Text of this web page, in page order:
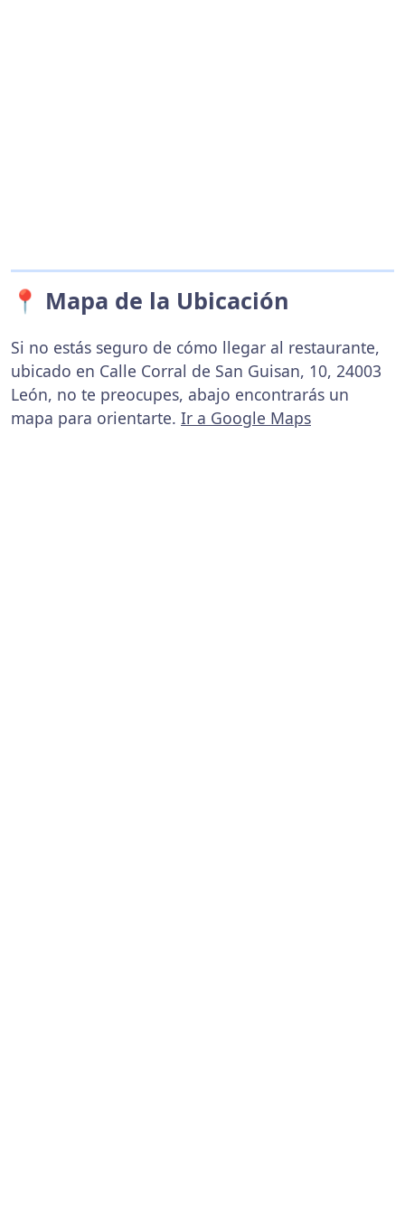
📍 Mapa de la Ubicación
Si no estás seguro de cómo llegar al restaurante,
ubicado en Calle Corral de San Guisan, 10, 24003
León, no te preocupes, abajo encontrarás un
mapa para orientarte. Ir a Google Maps